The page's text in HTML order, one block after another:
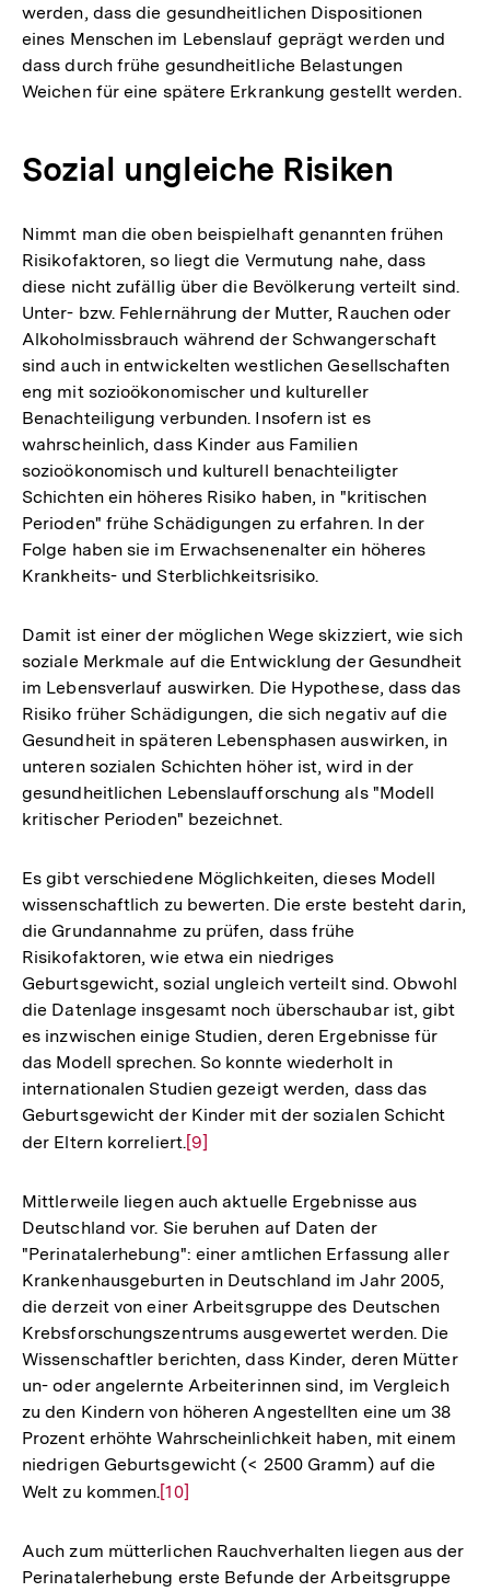
werden, dass die gesundheitlichen Dispositionen
eines Menschen im Lebenslauf geprägt werden und
dass durch frühe gesundheitliche Belastungen
Weichen für eine spätere Erkrankung gestellt werden.
Sozial ungleiche Risiken
Nimmt man die oben beispielhaft genannten frühen
Risikofaktoren, so liegt die Vermutung nahe, dass
diese nicht zufällig über die Bevölkerung verteilt sind.
Unter- bzw. Fehlernährung der Mutter, Rauchen oder
Alkoholmissbrauch während der Schwangerschaft
sind auch in entwickelten westlichen Gesellschaften
eng mit sozioökonomischer und kultureller
Benachteiligung verbunden. Insofern ist es
wahrscheinlich, dass Kinder aus Familien
sozioökonomisch und kulturell benachteiligter
Schichten ein höheres Risiko haben, in "kritischen
Perioden" frühe Schädigungen zu erfahren. In der
Folge haben sie im Erwachsenenalter ein höheres
Krankheits- und Sterblichkeitsrisiko.
Damit ist einer der möglichen Wege skizziert, wie sich
soziale Merkmale auf die Entwicklung der Gesundheit
im Lebensverlauf auswirken. Die Hypothese, dass das
Risiko früher Schädigungen, die sich negativ auf die
Gesundheit in späteren Lebensphasen auswirken, in
unteren sozialen Schichten höher ist, wird in der
gesundheitlichen Lebenslaufforschung als "Modell
kritischer Perioden" bezeichnet.
Es gibt verschiedene Möglichkeiten, dieses Modell
wissenschaftlich zu bewerten. Die erste besteht darin,
die Grundannahme zu prüfen, dass frühe
Risikofaktoren, wie etwa ein niedriges
Geburtsgewicht, sozial ungleich verteilt sind. Obwohl
die Datenlage insgesamt noch überschaubar ist, gibt
es inzwischen einige Studien, deren Ergebnisse für
das Modell sprechen. So konnte wiederholt in
internationalen Studien gezeigt werden, dass das
Geburtsgewicht der Kinder mit der sozialen Schicht
der Eltern korreliert.Zur
der
Fußnote
[9]
Mittlerweile liegen auch aktuelle Ergebnisse aus
Deutschland vor. Sie beruhen auf Daten der
"Perinatalerhebung": einer amtlichen Erfassung aller
Krankenhausgeburten in Deutschland im Jahr 2005,
die derzeit von einer Arbeitsgruppe des Deutschen
Krebsforschungszentrums ausgewertet werden. Die
Wissenschaftler berichten, dass Kinder, deren Mütter
un- oder angelernte Arbeiterinnen sind, im Vergleich
zu den Kindern von höheren Angestellten eine um 38
Prozent erhöhte Wahrscheinlichkeit haben, mit einem
niedrigen Geburtsgewicht (< 2500 Gramm) auf die
Welt zu kommen.Zur
der
Fußnote
[10]
Auch zum mütterlichen Rauchverhalten liegen aus der
Perinatalerhebung erste Befunde der Arbeitsgruppe